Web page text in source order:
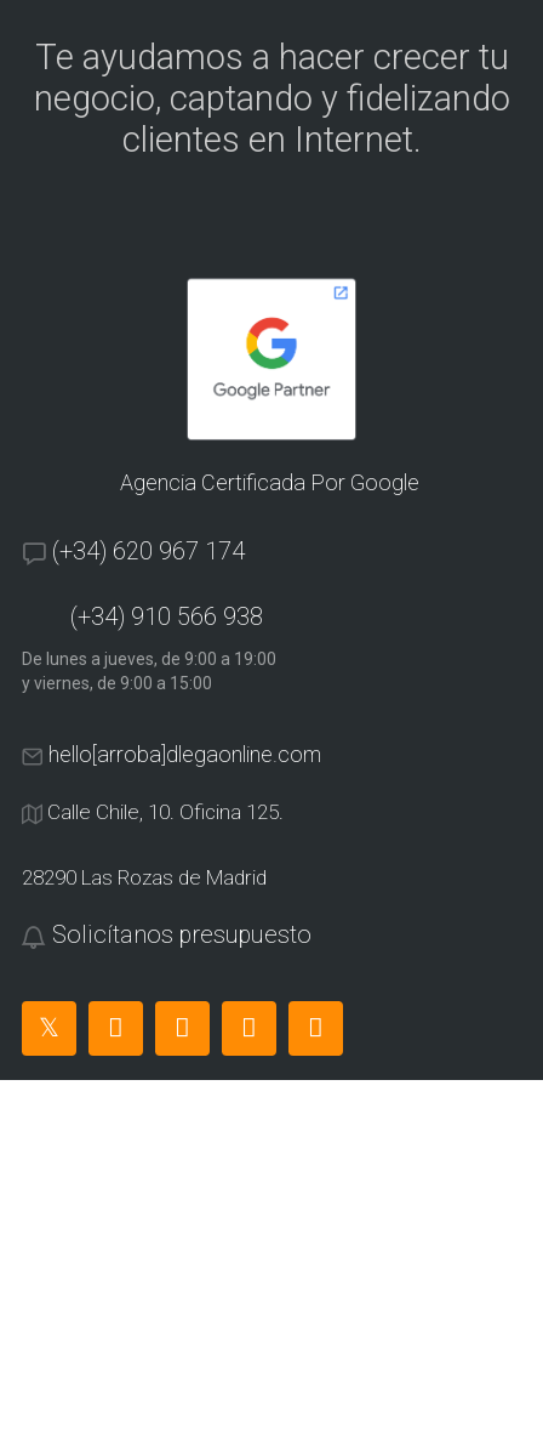
Te ayudamos a hacer crecer tu
negocio, captando y fidelizando
clientes en Internet.
Agencia Certificada Por Google
(+34) 620 967 174
(+34) 910 566 938
De lunes a jueves, de 9:00 a 19:00
y viernes, de 9:00 a 15:00
hello[arroba]dlegaonline.com
Calle Chile, 10. Oficina 125.
28290 Las Rozas de Madrid
Solicítanos presupuesto